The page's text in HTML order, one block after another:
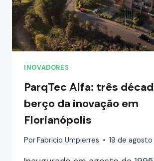
INOVADORES
ParqTec Alfa: três
berço da inovação em
Florianópolis
PorFabricio Umpierres 19 de